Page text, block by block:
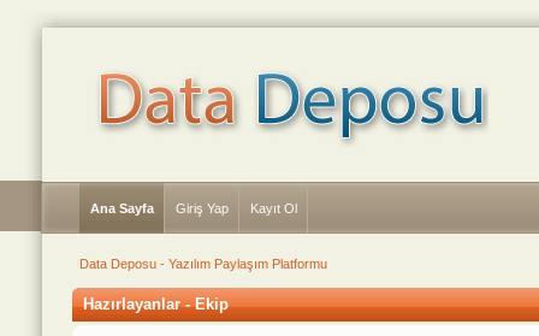
Ana Sayfa Giriş Yap Kayıt Ol
Data Deposu - Yazılım Paylaşım Platformu
Hazırlayanlar - Ekip